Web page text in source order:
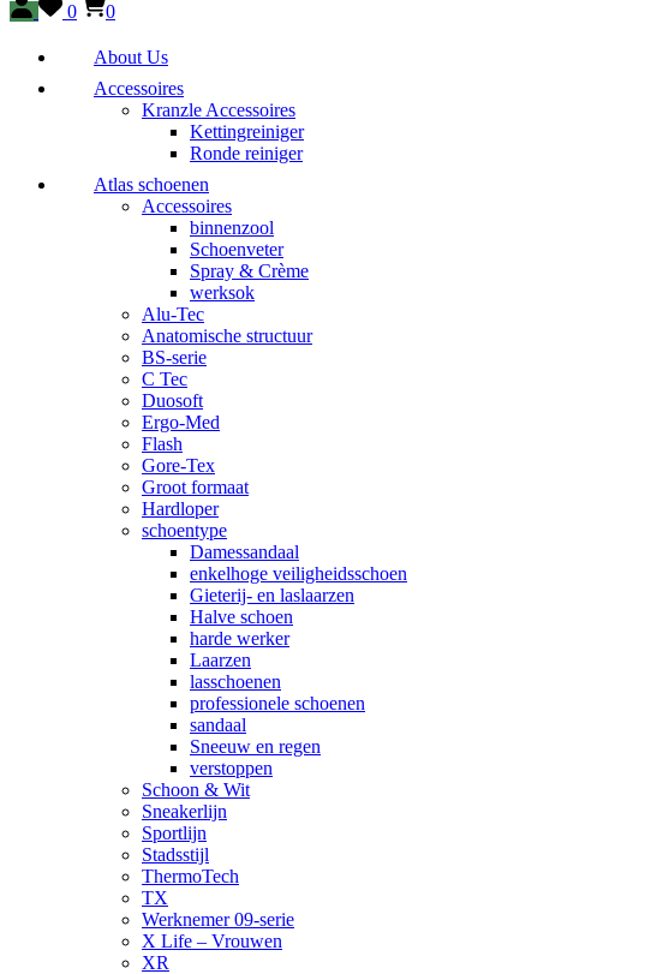
0 0
About Us
Accessoires
Kranzle Accessoires
Kettingreiniger
Ronde reiniger
Atlas schoenen
Accessoires
binnenzool
Schoenveter
Spray & Crème
werksok
Alu-Tec
Anatomische structuur
BS-serie
C Tec
Duosoft
Ergo-Med
Flash
Gore-Tex
Groot formaat
Hardloper
schoentype
Damessandaal
enkelhoge veiligheidsschoen
Gieterij- en laslaarzen
Halve schoen
harde werker
Laarzen
lasschoenen
professionele schoenen
sandaal
Sneeuw en regen
verstoppen
Schoon & Wit
Sneakerlijn
Sportlijn
Stadsstijl
ThermoTech
TX
Werknemer 09-serie
X Life – Vrouwen
XR